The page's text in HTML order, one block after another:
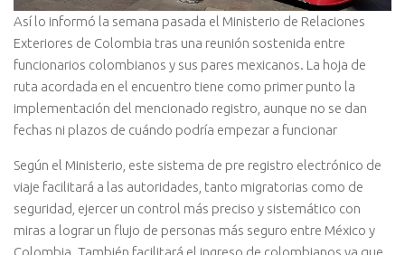
Así lo informó la semana pasada el Ministerio de Relaciones
Exteriores de Colombia tras una reunión sostenida entre
funcionarios colombianos y sus pares mexicanos. La hoja de
ruta acordada en el encuentro tiene como primer punto la
implementación del mencionado registro, aunque no se dan
fechas ni plazos de cuándo podría empezar a funcionar
Según el Ministerio, este sistema de pre registro electrónico de
viaje facilitará a las autoridades, tanto migratorias como de
seguridad, ejercer un control más preciso y sistemático con
miras a lograr un flujo de personas más seguro entre México y
Colombia. También facilitará el ingreso de colombianos ya que